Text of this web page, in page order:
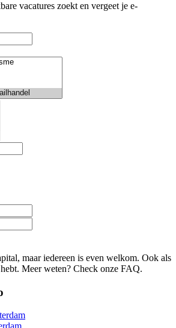
vacatures zoekt en vergeet je e-
maar iedereen is even welkom. Ook als
Meer weten? Check onze FAQ.